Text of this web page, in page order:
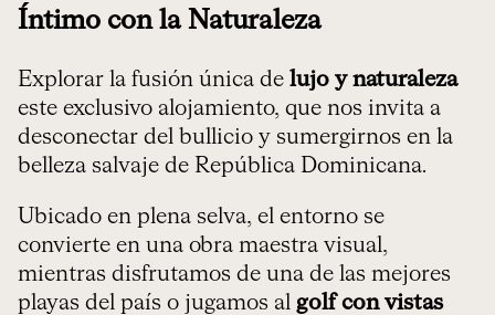
Íntimo con la Naturaleza
Explorar la fusión única de lujo y naturaleza
este exclusivo alojamiento, que nos invita a
desconectar del bullicio y sumergirnos en la
belleza salvaje de República Dominicana.
Ubicado en plena selva, el entorno se
convierte en una obra maestra visual,
mientras disfrutamos de una de las mejores
playas del país o jugamos al golf con vistas